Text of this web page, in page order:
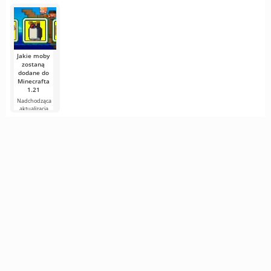
genialni
Jakie moby
zostaną
dodane do
Minecrafta
1.21
Nadchodząca
aktualizacja